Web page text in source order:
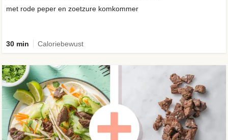
met rode peper en zoetzure komkommer
30 min Caloriebewust